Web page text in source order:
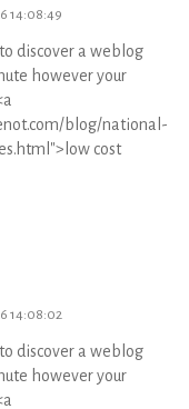
14:08:49
discover a weblog
however your
blog/national-
cost
14:08:02
discover a weblog
however your